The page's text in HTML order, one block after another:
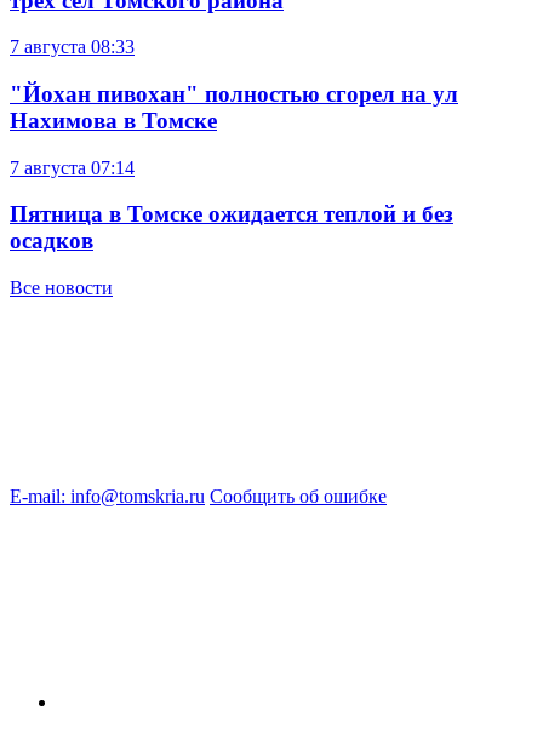
7 августа 08:33
"Йохан пивохан" полностью сгорел на ул
Нахимова в Томске
7 августа 07:14
Пятница в Томске ожидается теплой и без
осадков
Все новости
E-mail: info@tomskria.ru Сообщить об ошибке